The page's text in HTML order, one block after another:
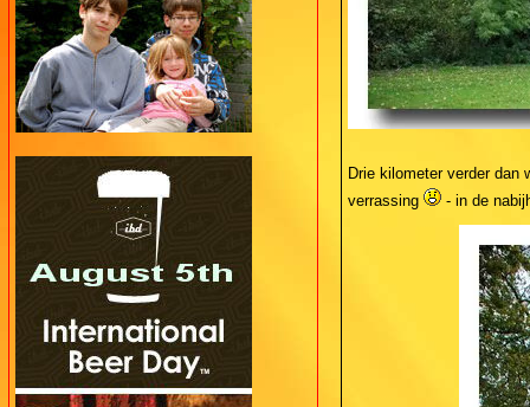
Drie kilometer verder dan
verrassing
- in de